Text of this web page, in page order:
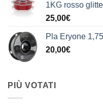
1KG rosso
25,00€
Pla Eryone
20,00€
PIÙ VOTATI